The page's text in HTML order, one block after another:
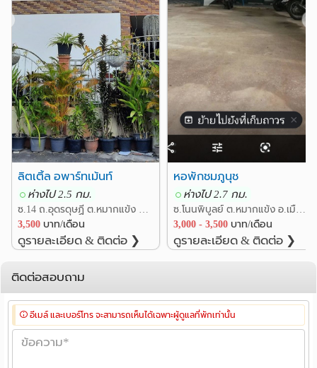
ลิตเติ้ล อพาร์ทเม้นท์
ห่างไป 2.5 กม.
3,500 บาท/เดือน
ดูรายละเอียด & ติดต่อ ❯
หอพักชมภูนุช
ห่างไป 2.7 กม.
3,000 - 3,500 บาท/เดือน
ดูรายละเอียด & ติดต่อ ❯
❯
ติดต่อสอบถาม
อีเมล์ และเบอร์โทร จะสามารถเห็นได้เฉพาะผู้ดูแลที่พักเท่านั้น